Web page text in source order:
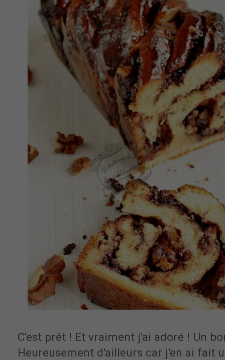
C'est prêt ! Et vraiment j'ai adoré ! Un
Heureusement d'ailleurs car j'en ai fait